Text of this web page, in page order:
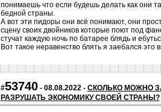
понимаешь что если будешь делать как они
бедной страны.
А вот эти пидоры они всё понимают, они
сцену своих двойников которые поют под
стучат каждую ночь по батарее блядь и
Вот такое неравенство блять я заебался это
#53740- 08.08.2022 - СКОЛЬКО МОЖНО
РАЗРУШАТЬ ЭКОНОМИКУ СВОЕЙ СТРАНЫ?